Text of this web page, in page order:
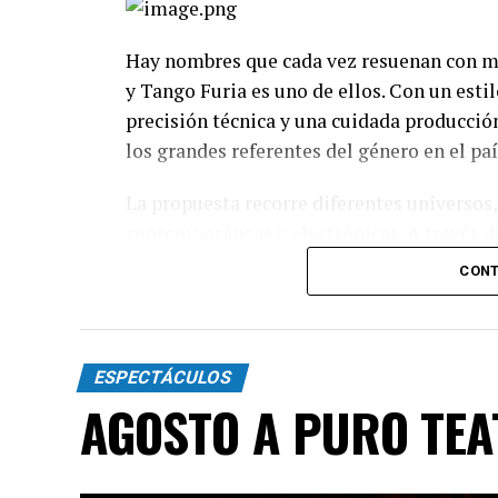
Hay nombres que cada vez resuenan con
y Tango Furia es uno de ellos. Con un
precisión técnica y una cuidada
los grandes referentes del género en el
espectáculo transita distintas
toda la intensidad que caracteriza al 2x4.
diagonales, las acrobacias, los firuletes y
"Queremos que quienes todavía no
emocionar a todas las generaciones. Y
ESPECTÁCULOS
AGOSTO A PURO